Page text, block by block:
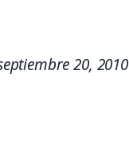
20, 2010